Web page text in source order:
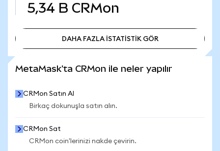
5,34 B CRMon
DAHA FAZLA İSTATİSTİK GÖR
MetaMask'ta CRMon ile neler yapılır
CRMon Satın Al
Birkaç dokunuşla satın alın.
CRMon Sat
CRMon coin'lerinizi nakde çevirin.